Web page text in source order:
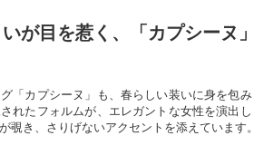
が目を惹く、「カプシーヌ
「カプシーヌ」も、春らしい装いに身を包
れたフォルムが、エレガントな女性を演出
覗き、さりげないアクセントを添えています